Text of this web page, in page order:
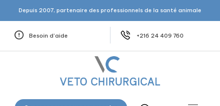
Depuis 2007, partenaire des professionnels de la santé animale
Besoin d’aide +216 24 409 760